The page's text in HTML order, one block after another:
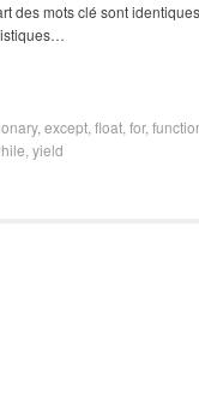
des mots clé sont
, except float for,
yield